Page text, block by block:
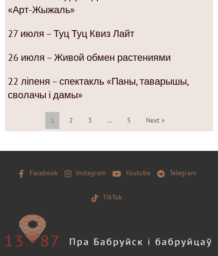
«Арт-Жыжаль»
27 июля – Туц Туц Квиз Лайт
26 июля – Живой обмен растениями
22 ліпеня – спектакль «Паны, таварышы,
сволачы і дамы»
1 2 3 … 5 Next »
Facebook Instagram Youtube Telegram
TikTok